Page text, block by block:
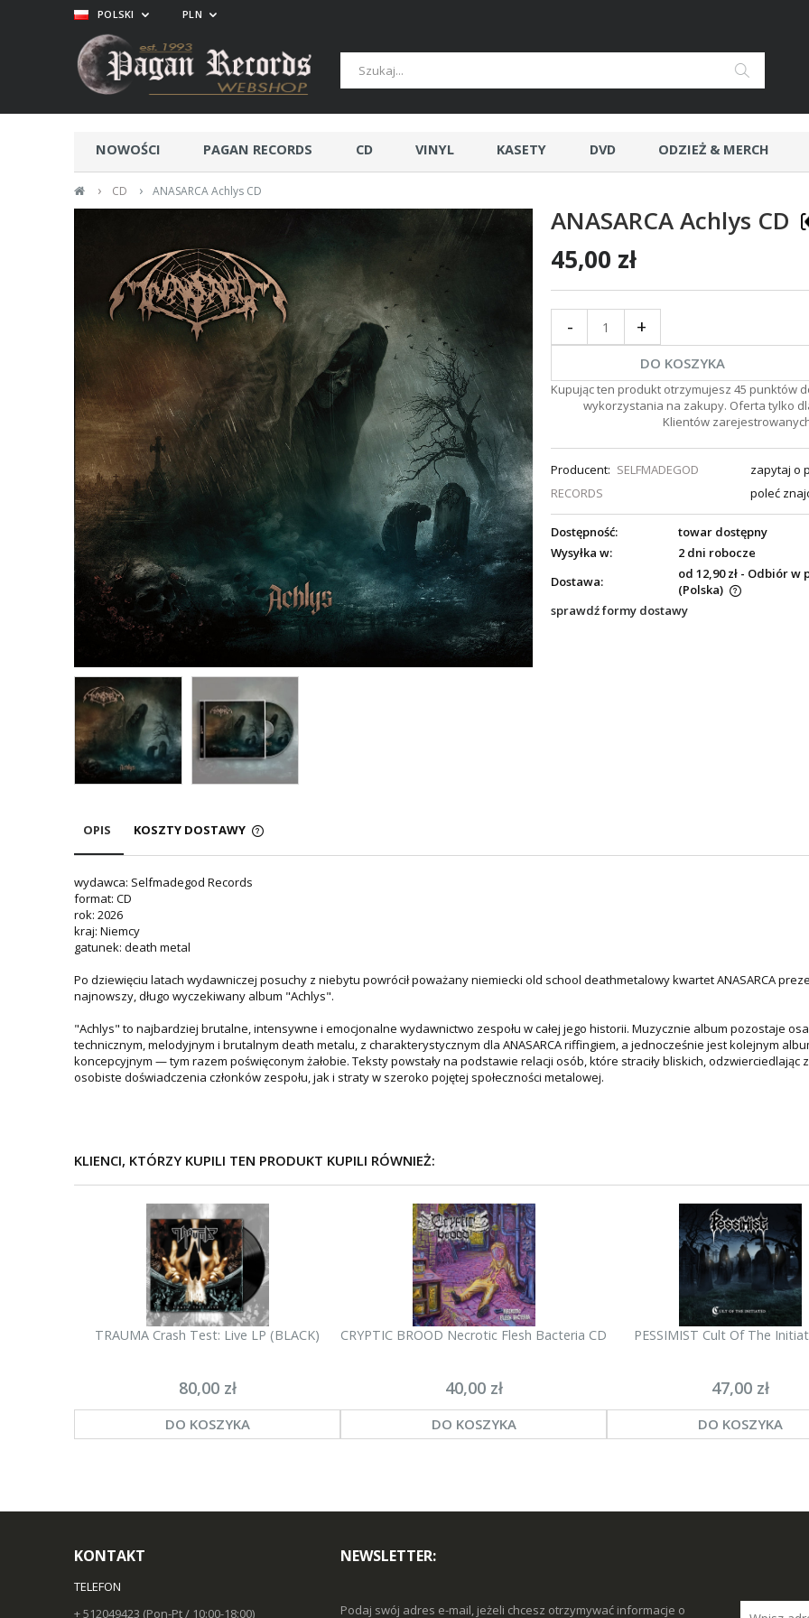
NOWOŚCI PAGAN RECORDS CD VINYL KASETY DVD ODZIEŻ & MERCH
› CD › ANASARCA Achlys CD
POLSKI PLN
ANASARCA Achlys CD
45,00 zł
- +
DO KOSZYKA
Kupując ten produkt otrzymujesz 45 punktów
wykorzystania na zakupy. Oferta tylko
Klientów
Producent: SELFMADEGOD
RECORDS
zapytaj o
poleć
Dostępność:
towar dostępny
Wysyłka w:
2 dni robocze
Dostawa:
od 12,90 zł - Odbiór w
(Polska)
sprawdź formy dostawy
OPIS KOSZTY DOSTAWY
wydawca: Selfmadegod Records
format: CD
rok: 2026
kraj: Niemcy
gatunek: death metal
Po dziewięciu latach wydawniczej posuchy z niebytu powrócił poważany niemiecki old school deathmetalowy kwartet ANASARCA
najnowszy, długo wyczekiwany album "Achlys".
"Achlys" to najbardziej brutalne, intensywne i emocjonalne wydawnictwo zespołu w całej jego historii. Muzycznie album pozostaje
technicznym, melodyjnym i brutalnym death metalu, z charakterystycznym dla ANASARCA riffingiem, a jednocześnie jest kolejnym
koncepcyjnym — tym razem poświęconym żałobie. Teksty powstały na podstawie relacji osób, które straciły bliskich, odzwierciedlając
osobiste doświadczenia członków zespołu, jak i straty w szeroko pojętej społeczności metalowej.
KLIENCI, KTÓRZY KUPILI TEN PRODUKT KUPILI RÓWNIEŻ:
TRAUMA Crash Test: Live LP (BLACK)
80,00 zł
DO KOSZYKA
CRYPTIC BROOD Necrotic Flesh Bacteria CD
40,00 zł
DO KOSZYKA
PESSIMIST Cult Of The
47,00 zł
DO KOSZYKA
KONTAKT
TELEFON
+ 512049423 (Pon-Pt / 10:00-18:00)
NEWSLETTER:
Podaj swój adres e-mail, jeżeli chcesz otrzymywać informacje o